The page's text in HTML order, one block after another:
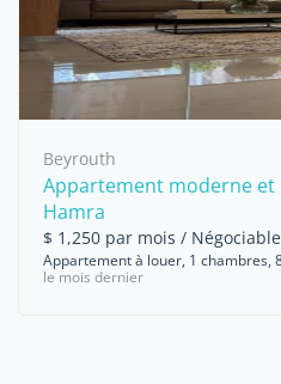
Beyrouth
Appartement moderne et
Hamra
$ 1,250 par mois / Négociable
Appartement à louer, 1 chambres,
le mois dernier